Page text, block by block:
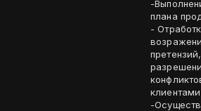
-
плана
-
претензий,
клиентами
-